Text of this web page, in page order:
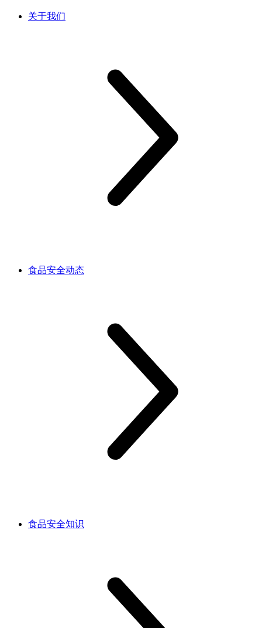
关于我们
食品安全动态
食品安全知识